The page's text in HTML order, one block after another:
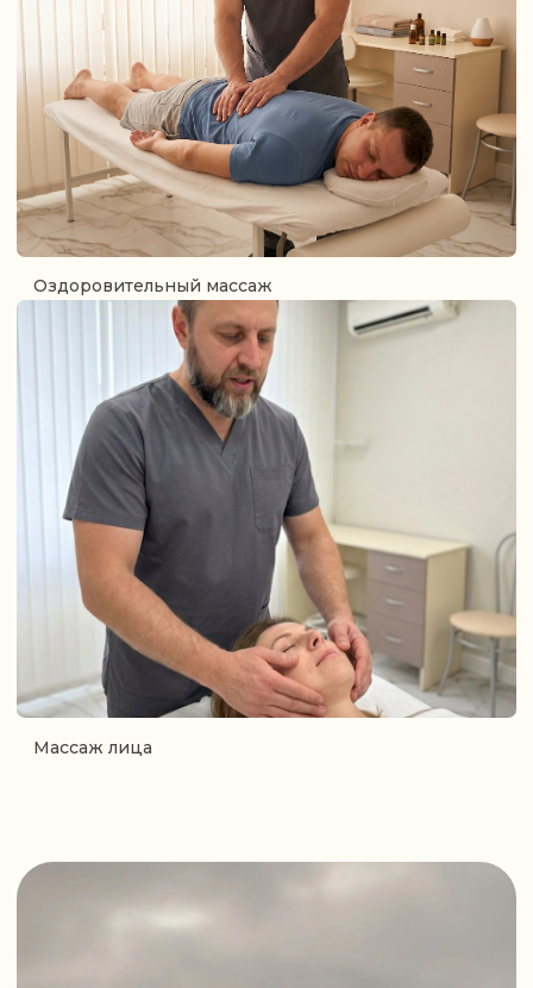
Политика конфиденциальности
Пользовательское соглашение
Согласие на обработку
Договор публичной оферты на информационные услуги
Сведения на медицинскую деятельность
Блог
Вакансии
Контакты
Услуги
Цены
ООО "ПАРАГРАДМЕД" Юридический адрес:
143001, РОССИЯ, Московская область, Одинцово,
ул, Кутузовская, 17, ПОМЕЩ. XV
ОГРН: 1255000100651
ИНН: 5032394371
КПП: 503201001
+7 (903) 000-44-93
© Convesta, 2025
© 2026 moventum.ru
Информация представленная на данном
ресурсе не является публичной офертой.